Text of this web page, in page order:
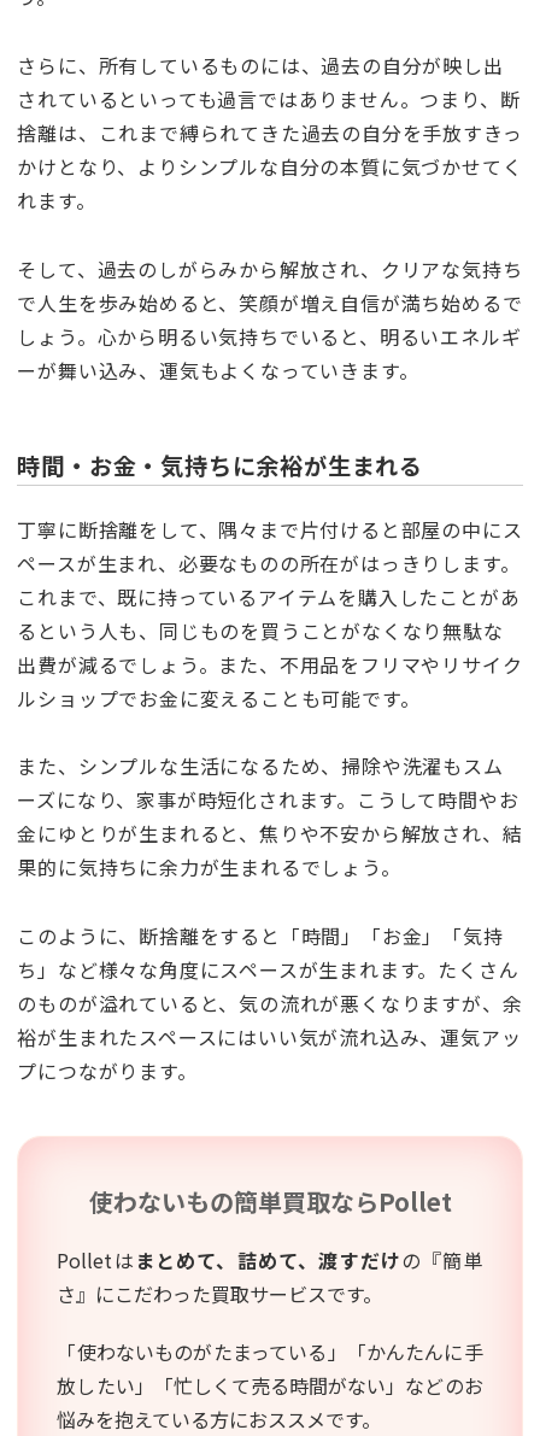
さらに、所有しているものには、過去の自分が映し出
されているといっても過言ではありません。つまり、断
捨離は、これまで縛られてきた過去の自分を手放すきっ
かけとなり、よりシンプルな自分の本質に気づかせてく
れます。
そして、過去のしがらみから解放され、クリアな気持ち
で人生を歩み始めると、笑顔が増え自信が満ち始めるで
しょう。心から明るい気持ちでいると、明るいエネルギ
ーが舞い込み、運気もよくなっていきます。
時間・お金・気持ちに余裕が生まれる
丁寧に断捨離をして、隅々まで片付けると部屋の中にス
ペースが生まれ、必要なものの所在がはっきりします。
これまで、既に持っているアイテムを購入したことがあ
るという人も、同じものを買うことがなくなり無駄な
出費が減るでしょう。また、不用品をフリマやリサイク
ルショップでお金に変えることも可能です。
また、シンプルな生活になるため、掃除や洗濯もスム
ーズになり、家事が時短化されます。こうして時間やお
金にゆとりが生まれると、焦りや不安から解放され、結
果的に気持ちに余力が生まれるでしょう。
このように、断捨離をすると「時間」「お金」「気持
ち」など様々な角度にスペースが生まれます。たくさん
のものが溢れていると、気の流れが悪くなりますが、余
裕が生まれたスペースにはいい気が流れ込み、運気アッ
プにつながります。
使わないもの簡単買取ならPollet
Polletは まとめて、詰めて、渡すだけの『簡単
さ』にこだわった買取サービスです。
「使わないものがたまっている」「かんたんに手
放したい」「忙しくて売る時間がない」などのお
悩みを抱えている方におススメです。